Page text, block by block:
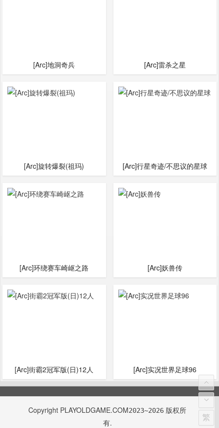
[Arc]地洞奇兵 [Arc]雷杀之星
[Arc]旋转爆裂(祖玛) [Arc]行星奇迹/‌不思议的星球
[Arc]环绕赛车崎岖之路 [Arc]妖兽传
[Arc]街霸2冠军版(日)12人 [Arc]实况世界足球96
Copyright PLAYOLDGAME.COM2023~2026 版权所
有.
繁